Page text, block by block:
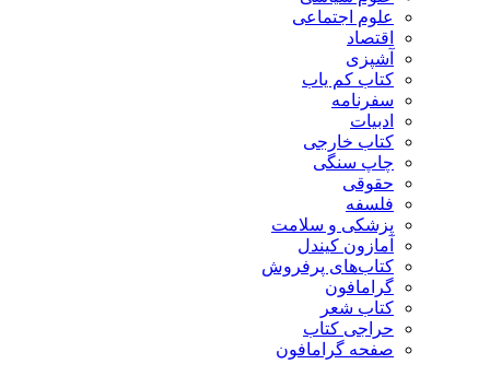
علوم اجتماعی
اقتصاد
آشپزی
کتاب کم یاب
سفرنامه
ادبیات
کتاب خارجی
چاپ سنگی
حقوقی
فلسفه
پزشکی و سلامت
آمازون کیندل
کتاب‌های پرفروش
گرامافون
کتاب شعر
حراجی کتاب
صفحه گرامافون